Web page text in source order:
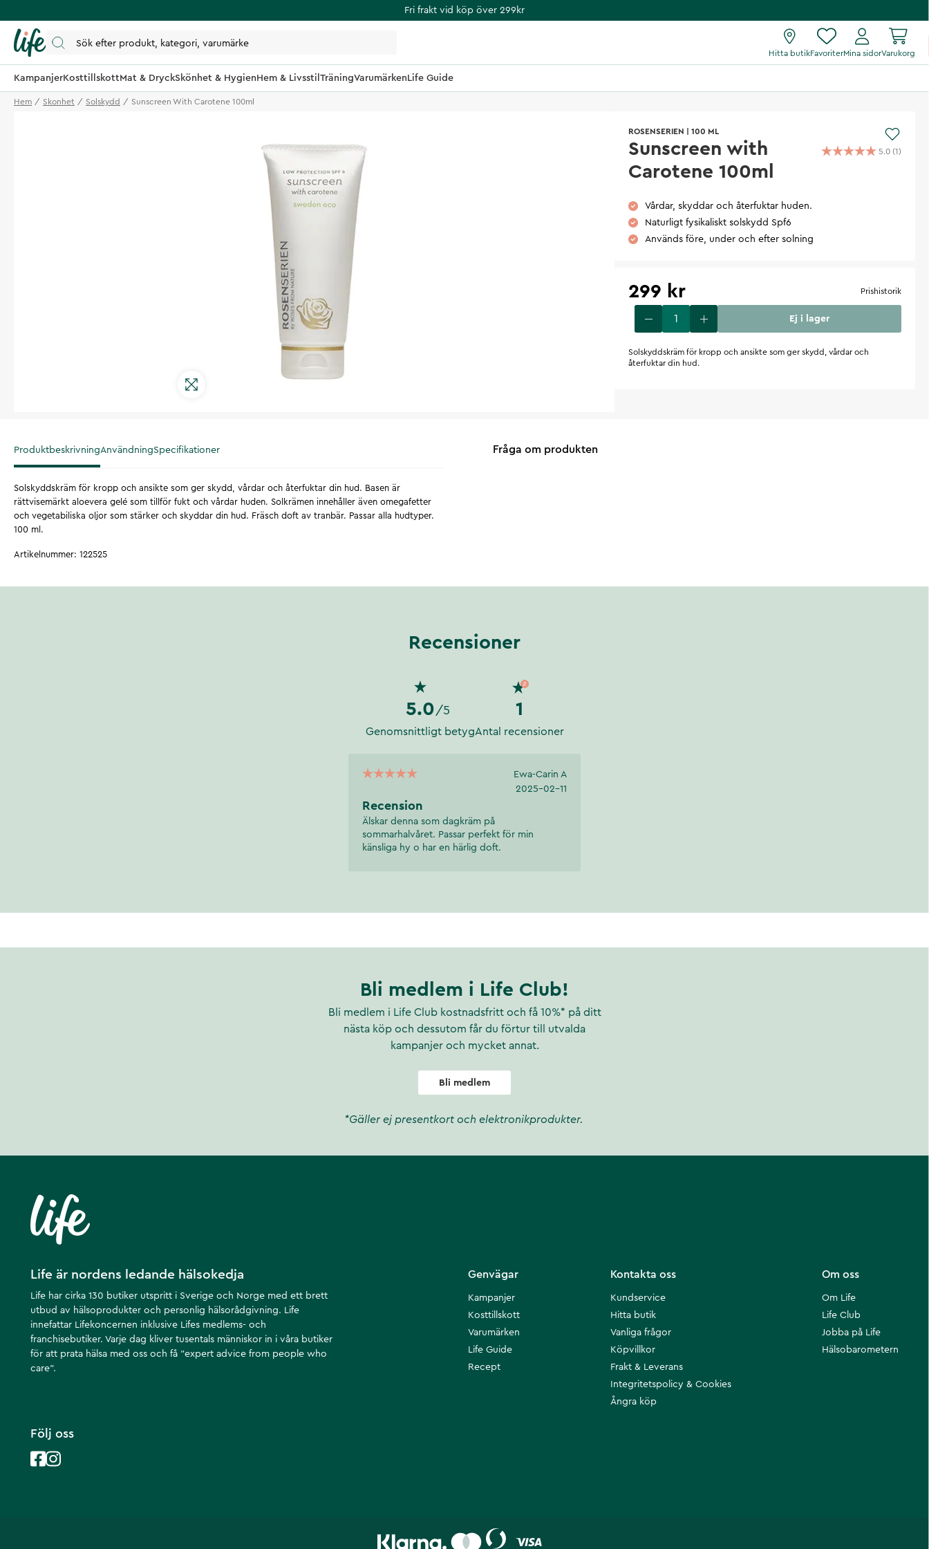
Fri frakt vid köp över 299kr
Hitta butikFavoriterMina sidorVarukorg
KampanjerKosttillskottMat & DryckSkönhet & HygienHem & Livsstil TräningVarumärkenLife Guide
Hem Skonhet Solskydd Sunscreen With Carotene 100ml
ROSENSERIEN 100 ML
Sunscreen with
Carotene 100ml
5.0 (1)
Vårdar, skyddar och återfuktar huden.
Naturligt fysikaliskt solskydd Spf6
Används före, under och efter solning
299 kr Prishistorik
Ej i lager
Solskyddskräm för kropp och ansikte som ger skydd, vårdar och
återfuktar din hud.
ProduktbeskrivningAnvändningSpecifikationer
Solskyddskräm för kropp och ansikte som ger skydd, vårdar och återfuktar din hud. Basen är
rättvisemärkt aloevera gelé som tillför fukt och vårdar huden. Solkrämen innehåller även omegafetter
och vegetabiliska oljor som stärker och skyddar din hud. Fräsch doft av tranbär. Passar alla hudtyper.
100 ml.
Artikelnummer: 122525
Fråga om produkten
Recensioner
5.0 /5
Genomsnittligt betyg
1
Antal recensioner
Ewa-Carin A
2025-02-11
Recension
Älskar denna som dagkräm på
sommarhalvåret. Passar perfekt för min
känsliga hy o har en härlig doft.
Bli medlem i Life Club!
Bli medlem i Life Club kostnadsfritt och få 10%* på ditt
nästa köp och dessutom får du förtur till utvalda
kampanjer och mycket annat.
Bli medlem
*Gäller ej presentkort och elektronikprodukter.
Life är nordens ledande hälsokedja
Life har cirka 130 butiker utspritt i Sverige och Norge med ett brett
utbud av hälsoprodukter och personlig hälsorådgivning. Life
innefattar Lifekoncernen inklusive Lifes medlems- och
franchisebutiker. Varje dag kliver tusentals människor in i våra butiker
för att prata hälsa med oss och få ”expert advice from people who
care”.
Om oss
Om Life
Life Club
Jobba på Life
Hälsobarometern
Kontakta oss
Kundservice
Hitta butik
Vanliga frågor
Köpvillkor
Frakt & Leverans
Integritetspolicy & Cookies
Ångra köp
Genvägar
Kampanjer
Kosttillskott
Varumärken
Life Guide
Recept
Följ oss